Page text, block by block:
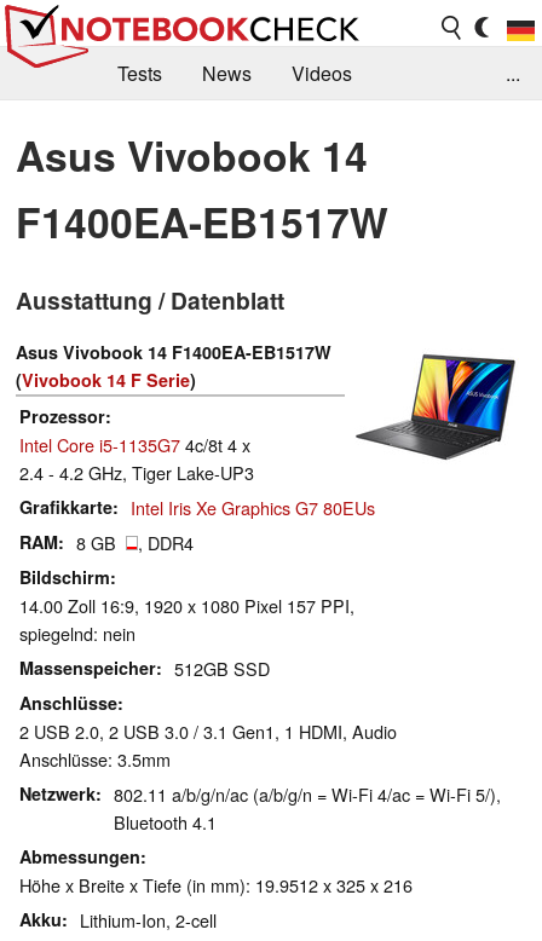
Tests News
Videos
Kaufberatung
Deals Suche
Jobs
Forum
...
Asus Vivobook 14
F1400EA-EB1517W
Ausstattung / Datenblatt
Asus Vivobook 14 F1400EA-EB1517W
(Vivobook 14 F Serie)
Prozessor
Intel Core i5-1135G74c/8t 4 x
2.4 - 4.2 GHz, Tiger Lake-UP3
Grafikkarte Intel Iris Xe Graphics G7 80EUs
RAM 8 GB , DDR4
Bildschirm
14.00 Zoll 16:9, 1920 x 1080 Pixel 157 PPI,
spiegelnd: nein
Massenspeicher 512GB SSD
Anschlüsse
2 USB 2.0, 2 USB 3.0 / 3.1 Gen1, 1 HDMI, Audio
Anschlüsse: 3.5mm
Netzwerk
802.11 a/b/g/n/ac (a/b/g/n = Wi-Fi 4/ac = Wi-Fi 5/),
Bluetooth 4.1
Abmessungen
Höhe x Breite x Tiefe (in mm): 19.9512 x 325 x 216
Akku Lithium-Ion, 2-cell